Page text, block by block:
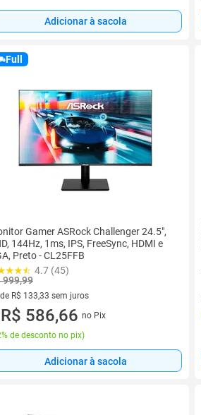
Adicionar à sacola
Full
Gamer ASRock Challenger 24.5",
144Hz, 1ms, IPS, FreeSync, HDMI e
Preto - CL25FFB
4.7 (45)
999,99
R$ 133,33 sem juros
de R$ 133,33 sem juros
R$ 586,66 no Pix
de desconto no pix)
Adicionar à sacola